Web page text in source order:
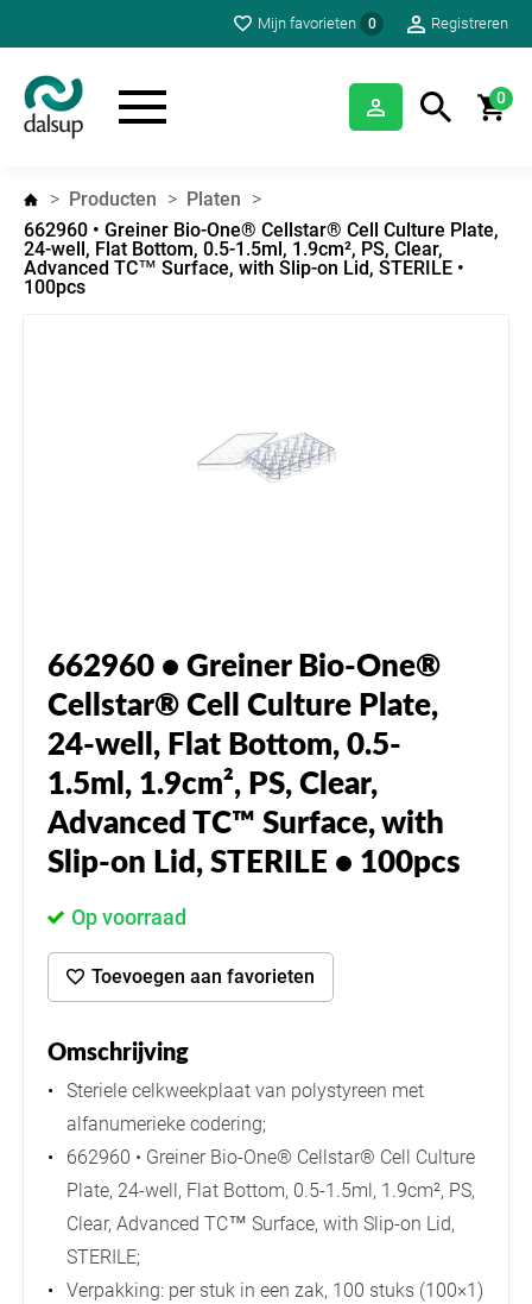
Mijn favorieten 0 Registreren
0
Producten
Platen
662960 • Greiner Bio-One® Cellstar® Cell Culture Plate,
24-well, Flat Bottom, 0.5-1.5ml, 1.9cm², PS, Clear,
Advanced TC™ Surface, with Slip-on Lid, STERILE •
100pcs
662960 • Greiner Bio-One®
Cellstar® Cell Culture Plate,
24-well, Flat Bottom, 0.5-
1.5ml, 1.9cm², PS, Clear,
Advanced TC™ Surface, with
Slip-on Lid, STERILE • 100pcs
Op voorraad
Toevoegen aan favorieten
Omschrijving
Steriele celkweekplaat van polystyreen met
alfanumerieke codering;
662960 • Greiner Bio-One® Cellstar® Cell Culture
Plate, 24-well, Flat Bottom, 0.5-1.5ml, 1.9cm², PS,
Clear, Advanced TC™ Surface, with Slip-on Lid,
STERILE;
Verpakking: per stuk in een zak, 100 stuks (100×1)